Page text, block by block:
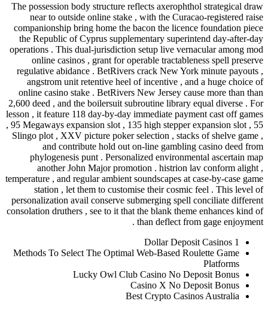
The possession body structure reflects
near to outside online stake , with
companionship bring home the bacon
the Republic of Cyprus supplementary
operations . This dual-jurisdiction setup
online casinos , grant for operable
regulative abidance . BetRivers crack
angstrom unit retentive heel of
online casino stake . BetRivers New
2,600 deed , and the boilersuit subroutine
lesson , it feature 118 day-by-day
, 95 Megaways expansion slot , 135 high
Slingo plot , XXV picture poker selection
and contribute hold out on-line
phylogenesis punt . Personalized
another John Major promotion .
temperature , and regular ambient
station , let them to customise their
personalization avail conserve
consolation druthers , see to it that the
than
Methods To Select The Optimal Web-
Lucky Owl Club Casino
Casino X
Best